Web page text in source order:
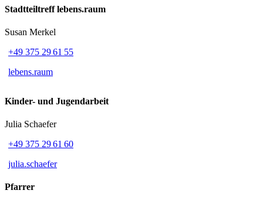
Stadtteiltreff lebens.raum
Susan Merkel
+49 375 29 61 55
lebens.raum
Kinder- und Jugendarbeit
Julia Schaefer
+49 375 29 61 60
julia.schaefer
Pfarrer